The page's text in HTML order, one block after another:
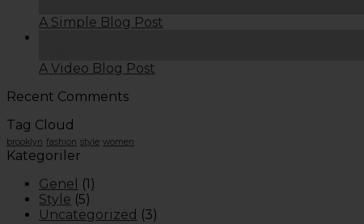
A Simple Blog Post
A Video Blog Post
Recent Comments
Tag Cloud
brooklyn fashion style women
Kategoriler
Genel
(1)
Style (5)
Uncategorized (3)